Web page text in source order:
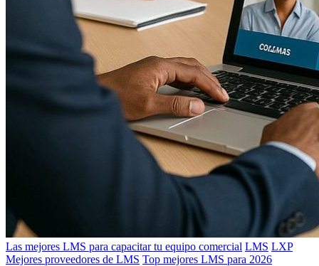
Las mejores LMS para capacitar tu equipo comercial LMS LXP
Mejores proveedores de LMS Top mejores LMS para 2026